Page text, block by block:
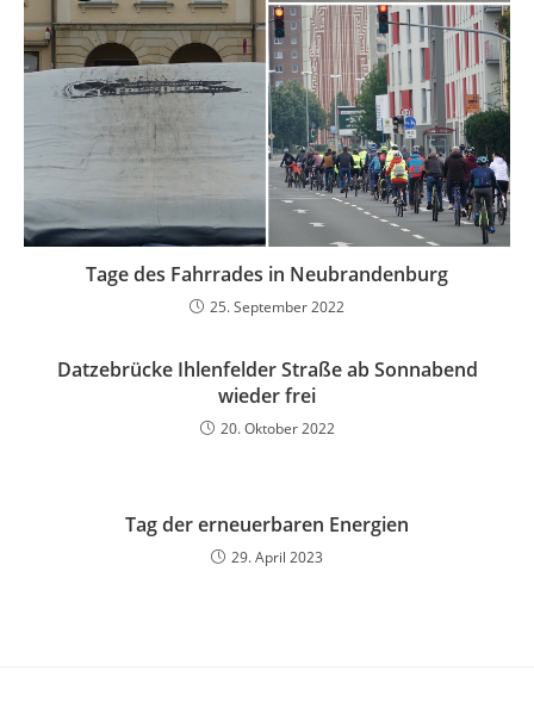
Tage des Fahrrades in Neubrandenburg
25. September 2022
Datzebrücke Ihlenfelder Straße ab Sonnabend
wieder frei
20. Oktober 2022
Tag der erneuerbaren Energien
29. April 2023